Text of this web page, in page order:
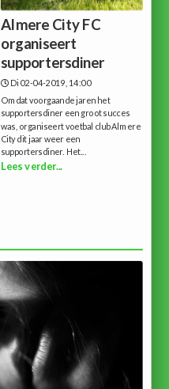
Almere City FC
organiseert
supportersdiner
Di 02-04-2019, 14:00
Omdat voorgaande jaren het
supportersdiner een groot succes
was, organiseert voetbal club Almere
City dit jaar weer een
supportersdiner. Het...
Lees verder...